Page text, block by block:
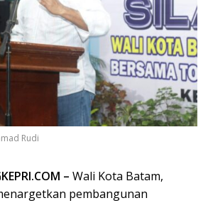
Rudi
– Wali Kota Batam,
pembangunan